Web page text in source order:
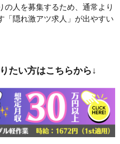
の人を募集するため、通常より
「隠れ激アツ求人」が出やすい
たい方はこちらから↓